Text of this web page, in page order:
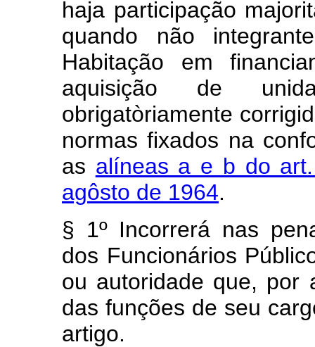
haja participação
quando não
Habitação em
aquisição de
obrigatòriamente
normas fixados na
as alíneas a e b do
agôsto de 1964.
§ 1º Incorrerá nas
dos Funcionários
ou autoridade que, por
das funções de seu
artigo.